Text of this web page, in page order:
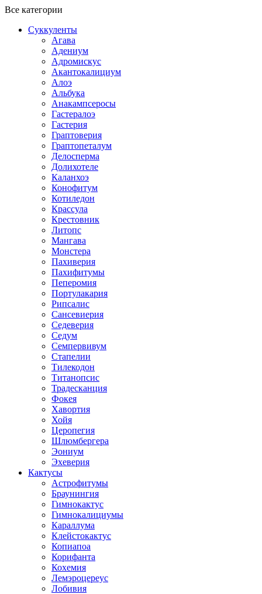
Все категории
Суккуленты
Агава
Адениум
Адромискус
Акантокалициум
Алоэ
Альбука
Анакампсеросы
Гастералоэ
Гастерия
Граптоверия
Граптопеталум
Делосперма
Долихотеле
Каланхоэ
Конофитум
Котиледон
Крассула
Крестовник
Литопс
Мангава
Монстера
Пахиверия
Пахифитумы
Пеперомия
Портулакария
Рипсалис
Сансевиерия
Седеверия
Седум
Семпервивум
Стапелии
Тилекодон
Титанопсис
Традесканция
Фокея
Хавортия
Хойя
Церопегия
Шлюмбергера
Эониум
Эхеверия
Кактусы
Астрофитумы
Браунингия
Гимнокактус
Гимнокалициумы
Караллума
Клейстокактус
Копиапоа
Корифанта
Кохемия
Лемэроцереус
Лобивия